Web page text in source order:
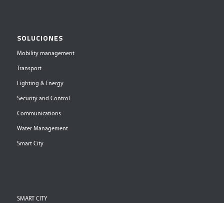
SOLUCIONES
Mobility management
Transport
Lighting & Energy
Security and Control
Communications
Water Management
Smart City
SMART CITY